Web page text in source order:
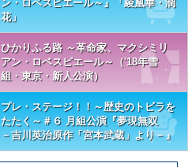
ン・ロベスピエール～』「綾凰華・潤
花」
ひかりふる路 ～革命家、マクシミリ
アン・ロベスピエール～（'18年雪
組・東京・新人公演）
プレ・ステージ！！～歴史のトビラを
たたく～＃６ 月組公演『夢現無双
－吉川英治原作「宮本武蔵」より－』